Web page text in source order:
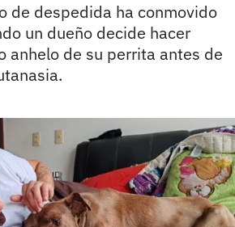
de despedida ha conmovido
un dueño decide hacer
anhelo de su perrita antes de